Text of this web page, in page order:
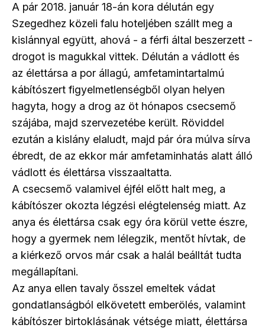
A pár 2018. január 18-án kora délután egy
Szegedhez közeli falu hoteljében szállt meg a
kislánnyal együtt, ahová - a férfi által beszerzett -
drogot is magukkal vittek. Délután a vádlott és
az élettársa a por állagú, amfetamintartalmú
kábítószert figyelmetlenségből olyan helyen
hagyta, hogy a drog az öt hónapos csecsemő
szájába, majd szervezetébe került. Röviddel
ezután a kislány elaludt, majd pár óra múlva sírva
ébredt, de az ekkor már amfetaminhatás alatt álló
vádlott és élettársa visszaaltatta.
A csecsemő valamivel éjfél előtt halt meg, a
kábítószer okozta légzési elégtelenség miatt. Az
anya és élettársa csak egy óra körül vette észre,
hogy a gyermek nem lélegzik, mentőt hívtak, de
a kiérkező orvos már csak a halál beálltát tudta
megállapítani.
Az anya ellen tavaly ősszel emeltek vádat
gondatlanságból elkövetett emberölés, valamint
kábítószer birtoklásának vétsége miatt, élettársa